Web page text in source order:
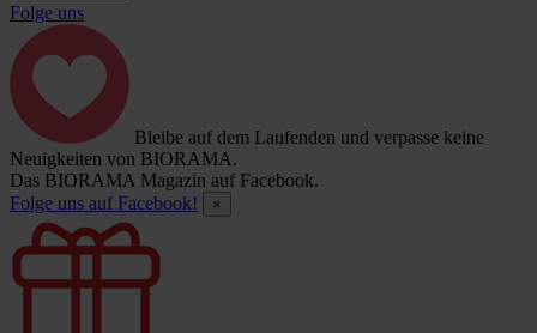
Folge uns
Bleibe auf dem Laufenden und verpasse keine
Neuigkeiten von BIORAMA.
Das BIORAMA Magazin auf Facebook.
Folge uns auf Facebook!
×